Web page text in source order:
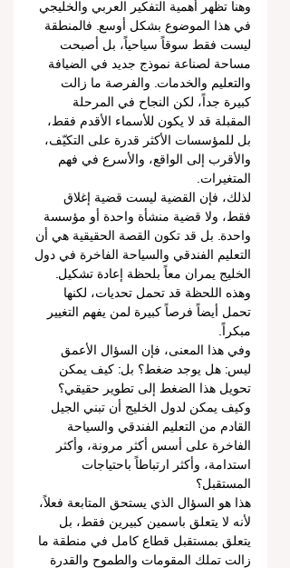
وهنا تظهر أهمية التفكير العربي والخليجي
في هذا الموضوع بشكل أوسع. فالمنطقة
ليست فقط سوقاً سياحياً، بل أصبحت
مساحة لصناعة نموذج جديد في الضيافة
والتعليم والخدمات. والفرصة ما زالت
كبيرة جداً، لكن النجاح في المرحلة
المقبلة قد لا يكون للأسماء الأقدم فقط،
بل للمؤسسات الأكثر قدرة على التكيّف،
والأقرب إلى الواقع، والأسرع في فهم
المتغيرات.
لذلك، فإن القضية ليست قضية إغلاق
فقط، ولا قضية منشأة واحدة أو مؤسسة
واحدة. بل قد تكون القصة الحقيقية هي أن
التعليم الفندقي والسياحة الفاخرة في دول
الخليج يمران معاً بلحظة إعادة تشكيل.
وهذه اللحظة قد تحمل تحديات، لكنها
تحمل أيضاً فرصاً كبيرة لمن يفهم التغيير
مبكراً.
وفي هذا المعنى، فإن السؤال الأعمق
ليس: هل يوجد ضغط؟ بل: كيف يمكن
تحويل هذا الضغط إلى تطوير حقيقي؟
وكيف يمكن لدول الخليج أن تبني الجيل
القادم من التعليم الفندقي والسياحة
الفاخرة على أسس أكثر مرونة، وأكثر
استدامة، وأكثر ارتباطاً باحتياجات
المستقبل؟
هذا هو السؤال الذي يستحق المتابعة فعلاً،
لأنه لا يتعلق باسمين كبيرين فقط، بل
يتعلق بمستقبل قطاع كامل في منطقة ما
زالت تملك المقومات والطموح والقدرة